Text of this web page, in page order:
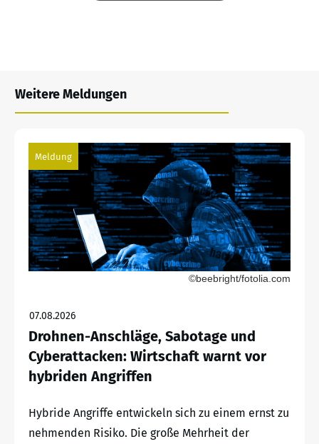
Weitere Meldungen
Meldung
©beebright/fotolia.com
07.08.2026
Drohnen-Anschläge, Sabotage und
Cyberattacken: Wirtschaft warnt vor
hybriden Angriffen
Hybride Angriffe entwickeln sich zu einem ernst zu
nehmenden Risiko. Die große Mehrheit der